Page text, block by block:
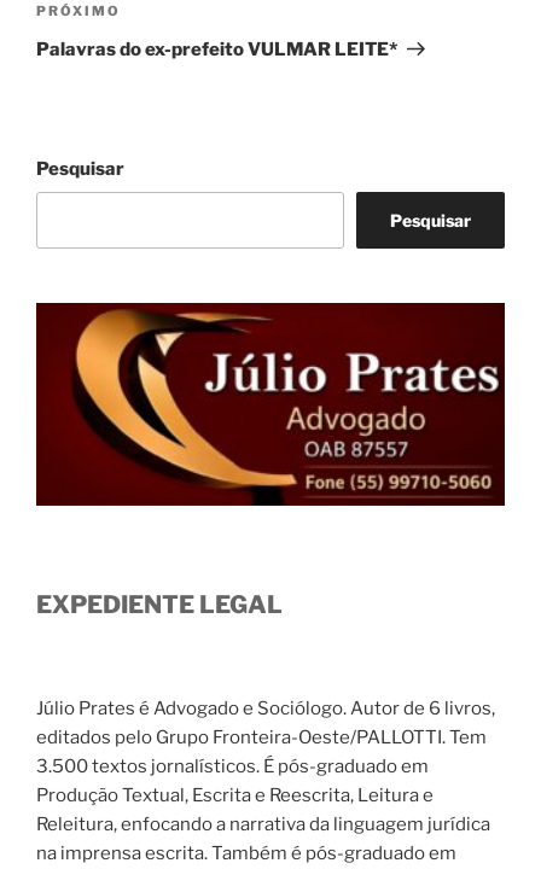
Próximo
post
PRÓXIMO
Palavras do ex-prefeito VULMAR LEITE*
Pesquisar
Pesquisar
EXPEDIENTE LEGAL
Júlio Prates é Advogado e Sociólogo. Autor de 6 livros,
editados pelo Grupo Fronteira-Oeste/PALLOTTI. Tem
3.500 textos jornalísticos. É pós-graduado em
Produção Textual, Escrita e Reescrita, Leitura e
Releitura, enfocando a narrativa da linguagem jurídica
na imprensa escrita. Também é pós-graduado em